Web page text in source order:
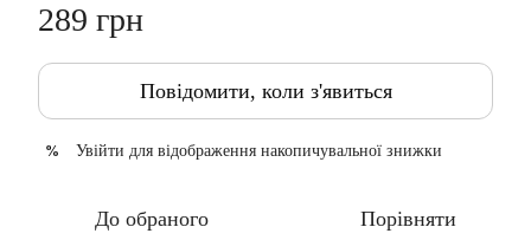
289 грн
Повідомити, коли з'явиться
% Увійти для відображення накопичувальної знижки
До обраного Порівняти